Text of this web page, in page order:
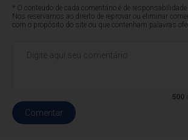
* O conteúdo de cada comentário é de responsabilidade
Nos reservamos ao direito de reprovar ou eliminar
com o propósito do site ou que contenham palavras
500
Comentar